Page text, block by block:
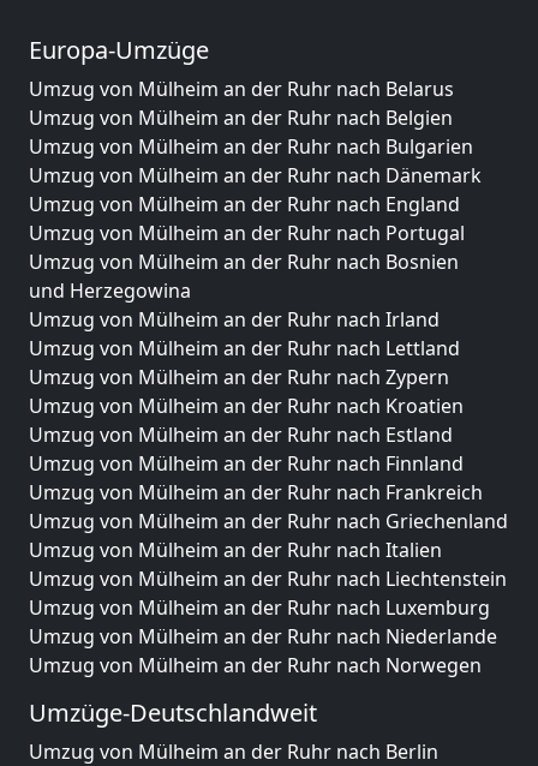
Europa-Umzüge
Umzug von Mülheim an der Ruhr nach Belarus
Umzug von Mülheim an der Ruhr nach Belgien
Umzug von Mülheim an der Ruhr nach Bulgarien
Umzug von Mülheim an der Ruhr nach Dänemark
Umzug von Mülheim an der Ruhr nach England
Umzug von Mülheim an der Ruhr nach Portugal
Umzug von Mülheim an der Ruhr nach Bosnien
und Herzegowina
Umzug von Mülheim an der Ruhr nach Irland
Umzug von Mülheim an der Ruhr nach Lettland
Umzug von Mülheim an der Ruhr nach Zypern
Umzug von Mülheim an der Ruhr nach Kroatien
Umzug von Mülheim an der Ruhr nach Estland
Umzug von Mülheim an der Ruhr nach Finnland
Umzug von Mülheim an der Ruhr nach Frankreich
Umzug von Mülheim an der Ruhr nach Griechenland
Umzug von Mülheim an der Ruhr nach Italien
Umzug von Mülheim an der Ruhr nach Liechtenstein
Umzug von Mülheim an der Ruhr nach Luxemburg
Umzug von Mülheim an der Ruhr nach Niederlande
Umzug von Mülheim an der Ruhr nach Norwegen
Umzüge-Deutschlandweit
Umzug von Mülheim an der Ruhr nach Berlin